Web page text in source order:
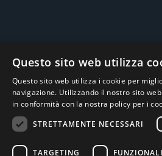
Social
Questo sito web utilizza
Questo sito web utilizza i cookie per
navigazione. Utilizzando il nostro sito
in conformità con la nostra policy per i
STRETTAMENTE NECESSARI
TARGETING